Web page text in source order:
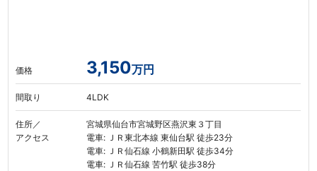
価格 3,150万円
間取り 4LDK
住所／
アクセス
宮城県仙台市宮城野区燕沢東３丁目
電車: ＪＲ東北本線 東仙台駅 徒歩23分
電車: ＪＲ仙石線 小鶴新田駅 徒歩34分
電車: ＪＲ仙石線 苦竹駅 徒歩38分